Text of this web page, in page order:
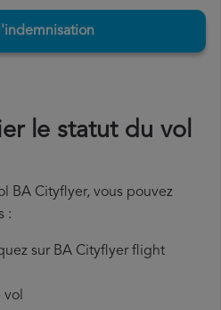
le statut du vol
BA Cityflyer, vous pouvez
:
sur BA Cityflyer flight
vol